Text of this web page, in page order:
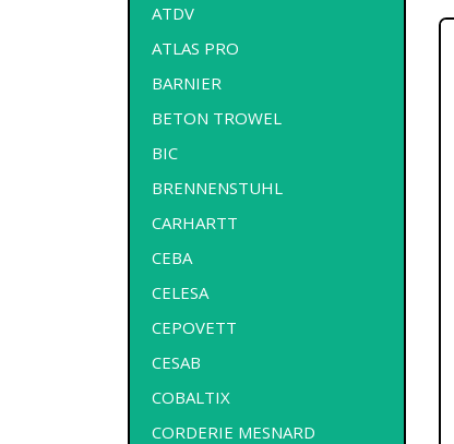
ATDV
ATLAS PRO
BARNIER
BETON TROWEL
BIC
BRENNENSTUHL
CARHARTT
CEBA
CELESA
CEPOVETT
CESAB
COBALTIX
CORDERIE MESNARD